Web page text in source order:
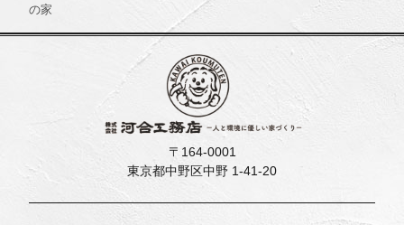
の家
〒164-0001
東京都中野区中野 1-41-20